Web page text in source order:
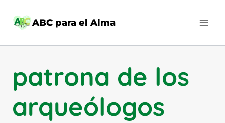
ABC para el Alma
patrona de los
arqueólogos